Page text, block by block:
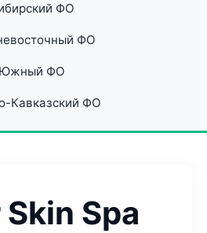
ФО
ФО
Южный ФО
Кавказский ФО
Spa